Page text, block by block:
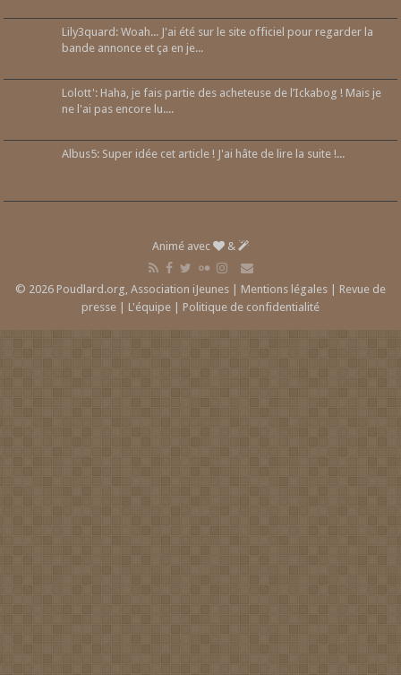
Lily3quard: Woah... J'ai été sur le site officiel pour regarder la
bande annonce et ça en je...
Lolott': Haha, je fais partie des acheteuse de l’Ickabog ! Mais je
ne l'ai pas encore lu....
Albus5: Super idée cet article ! J'ai hâte de lire la suite !...
Animé avec &
© 2026 Poudlard.org, Association iJeunes | Mentions légales | Revue de
presse | L'équipe | Politique de confidentialité